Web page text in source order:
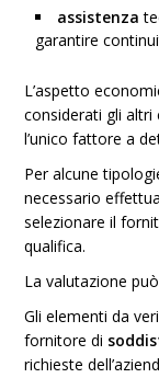
assistenza
garantire
L’aspetto
considerati gli altri
l’unico fattore a
Per alcune
necessario
selezionare il
qualifica.
La valutazione
Gli elementi da
fornitore di
richieste